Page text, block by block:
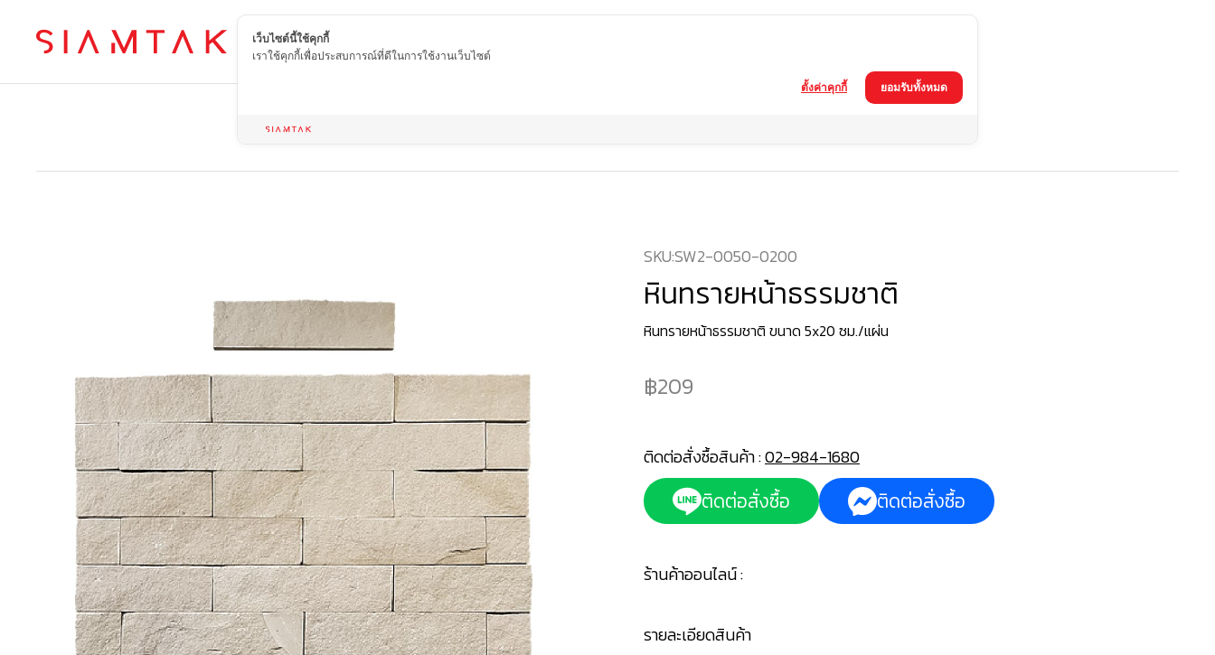
TH
SKU:SW2-0050-0200
หินทรายหน้าธรรมชาติ
หินทรายหน้าธรรมชาติ ขนาด 5x20 ซม./แผ่น
209
ติดต่อสั่งซื้อสินค้า :02-984-1680
ติดต่อสั่งซื้อ ติดต่อสั่งซื้อ
ร้านค้าออนไลน์ :
รายละเอียดสินค้า
เว็บไซต์นี้ใช้คุกกี้
เราใช้คุกกี้เพื่อประสบการณ์ที่ดีในการใช้งานเว็บไซต์
ยอมรับทั้งหมด
ตั้งค่าคุกกี้